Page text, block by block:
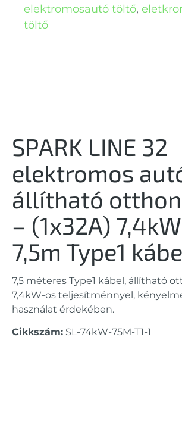
elektromosautó töltő,
töltő
SPARK LINE 32
elektromos
állítható
– (1x32A)
7,5m Type1
7,5 méteres Type1 kábel, állítható
7,4kW-os teljesítménnyel,
használat érdekében.
Cikkszám: SL-74kW-75M-T1-1